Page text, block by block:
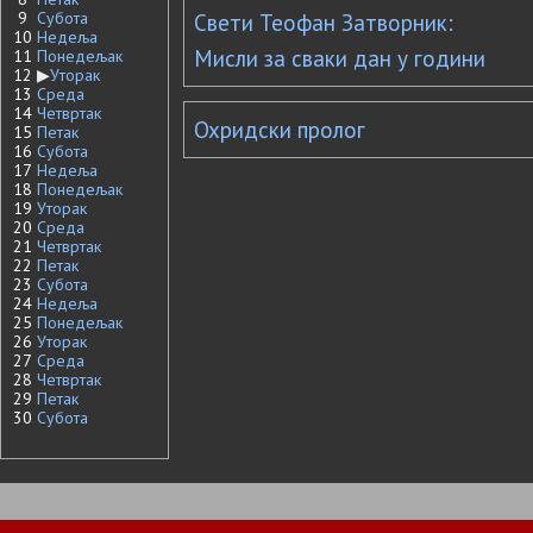
9 Субота
10 Недеља
11 Понедељак
12 ▶Уторак
13 Среда
14 Четвртак
15 Петак
16 Субота
17 Недеља
18 Понедељак
19 Уторак
20 Среда
21 Четвртак
22 Петак
23 Субота
24 Недеља
25 Понедељак
26 Уторак
27 Среда
28 Четвртак
29 Петак
30 Субота
Свети Теофан Затворник:
Мисли за сваки дан у години
Охридски пролог